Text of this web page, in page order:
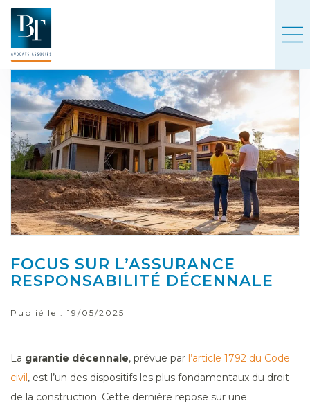
FOCUS SUR L’ASSURANCE
RESPONSABILITÉ DÉCENNALE
Publié le : 19/05/2025
La garantie décennale, prévue par l’article 1792 du Code
civil , est l’un des dispositifs les plus fondamentaux du droit
de la construction. Cette dernière repose sur une